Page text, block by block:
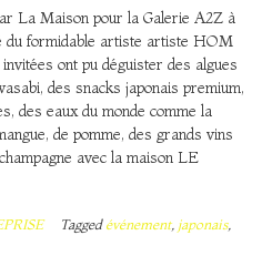
La Maison pour la Galerie A2Z à
du formidable artiste artiste HOM
ont pu déguister des algues
des snacks japonais premium,
des eaux du monde comme la
de pomme, des grands vins
avec la maison LE
Tagged événement, japonais,